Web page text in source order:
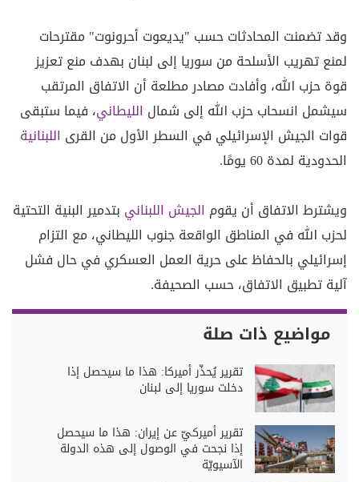
وقد تضمنت المحادثات حسب "يديعوت أحرونوت" مقترحات
لمنع تهريب الأسلحة من سوريا إلى لبنان بهدف منع تعزيز
قوة حزب الله، وأفادت مصادر مطلعة أن الاتفاق المرتقب
سيشمل انسحاب حزب الله إلى شمال الليطاني، فيما ستبقى
قوات الجيش الإسرائيلي في السطر الأول من القرى اللبنانية
الحدودية لمدة 60 يومًا.
ويشترط الاتفاق أن يقوم الجيش اللبناني بتدمير البنية التحتية
لحزب الله في المناطق الواقعة جنوب الليطاني، مع التزام
إسرائيلي بالحفاظ على حرية العمل العسكري في حال فشل
آلية تطبيق الاتفاق، حسب الصحيفة.
مواضيع ذات صلة
تقرير يُحذّر أميركا: هذا ما سيحصل إذا
دخلت سوريا إلى لبنان
تقرير أميركيّ عن إيران: هذا ما سيحصل
إذا نجحت في الوصول إلى هذه الدولة
الآسيويّة